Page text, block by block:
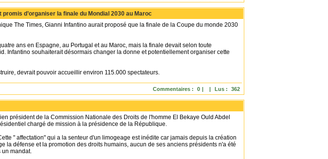
d’organiser la finale du Mondial 2030 au Maroc
The Times, Gianni Infantino aurait proposé que la finale de la Coupe du monde 2030
ans en Espagne, au Portugal et au Maroc, mais la finale devait selon toute
Infantino souhaiterait désormais changer la donne et potentiellement organiser cette
devrait pouvoir accueillir environ 115.000 spectateurs.
Lus : 362
|
Commentaires : 0 |
président de la Commission Nationale des Droits de l'homme El Bekaye Ould Abdel
chargé de mission à la présidence de la République.
" affectation" qui a la senteur d'un limogeage est inédite car jamais depuis la création
la défense et la promotion des droits humains, aucun de ses anciens présidents n'a été
un mandat.